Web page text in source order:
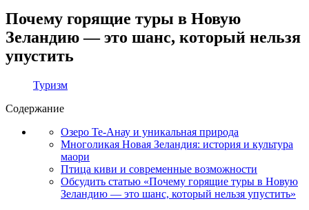
Почему горящие туры в Новую
Зеландию — это шанс, который нельзя
упустить
Туризм
Содержание
Озеро Те-Анау и уникальная природа
Многоликая Новая Зеландия: история и культура
маори
Птица киви и современные возможности
Обсудить статью «Почему горящие туры в Новую
Зеландию — это шанс, который нельзя упустить»